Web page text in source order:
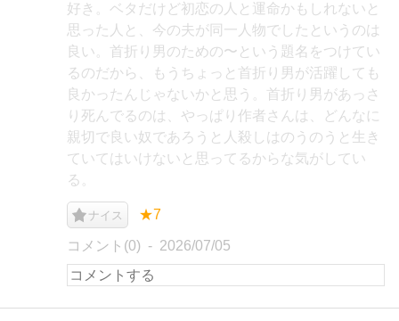
好き。ベタだけど初恋の人と運命かもしれないと
思った人と、今の夫が同一人物でしたというのは
良い。首折り男のための〜という題名をつけてい
るのだから、もうちょっと首折り男が活躍しても
良かったんじゃないかと思う。首折り男があっさ
り死んでるのは、やっぱり作者さんは、どんなに
親切で良い奴であろうと人殺しはのうのうと生き
ていてはいけないと思ってるからな気がしてい
る。
ナイス ★7
コメント(0) 2026/07/05